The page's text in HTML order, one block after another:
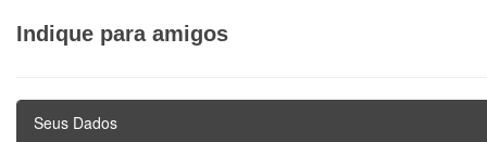
Indique para amigos
Seus Dados